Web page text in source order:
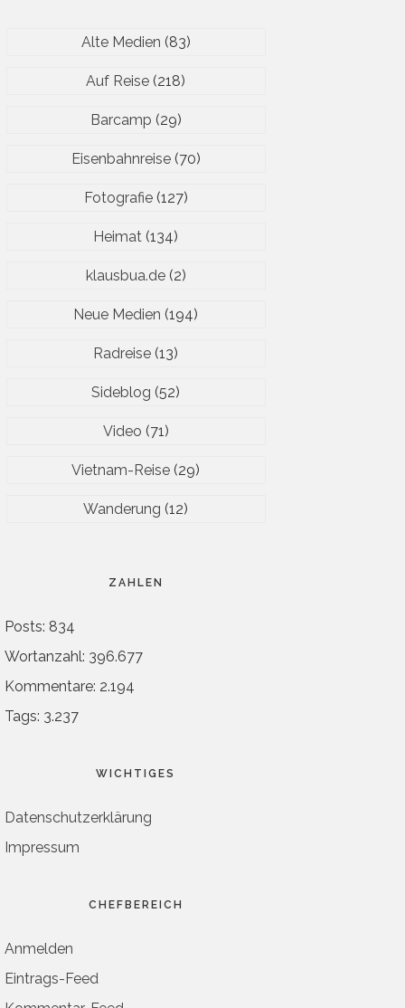
Alte Medien (83)
Auf Reise (218)
Barcamp (29)
Eisenbahnreise(70)
Fotografie(127)
Heimat (134)
klausbua.de(2)
Neue Medien (194)
Radreise (13)
Sideblog (52)
Video (71)
Vietnam-Reise (29)
Wanderung (12)
ZAHLEN
Posts: 834
Wortanzahl: 396.677
Kommentare: 2.194
Tags: 3.237
WICHTIGES
Datenschutzerklärung
Impressum
CHEFBEREICH
Anmelden
Eintrags-Feed